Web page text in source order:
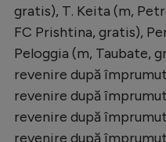
gratis), T. Keita (m,
FC Prishtina, gratis),
Peloggia (m, Taubate,
revenire după
revenire după
revenire după
revenire după